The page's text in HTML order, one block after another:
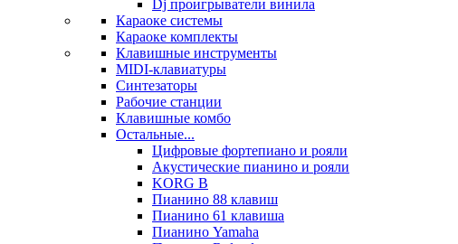
Dj проигрыватели винила
Караоке системы
Караоке комплекты
Клавишные инструменты
MIDI-клавиатуры
Синтезаторы
Рабочие станции
Клавишные комбо
Остальные...
Цифровые фортепиано и рояли
Акустические пианино и рояли
KORG B
Пианино 88 клавиш
Пианино 61 клавиша
Пианино Yamaha